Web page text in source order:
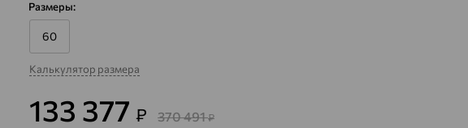
Размеры:
60
Калькулятор размера
133 377 ₽ 370 491₽